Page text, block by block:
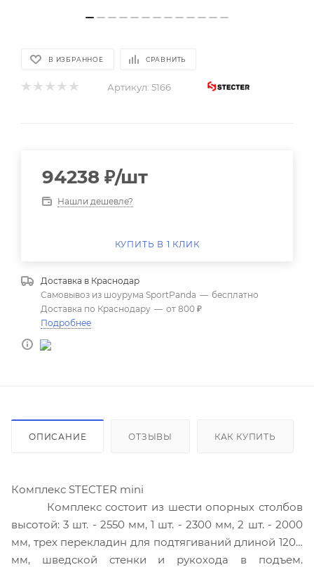
В ИЗБРАННОЕ СРАВНИТЬ
Артикул: 5166
94238 ₽/шт
Нашли дешевле?
КУПИТЬ В 1 КЛИК
Доставка в Краснодар
Самовывоз из шоурума SportPanda — бесплатно
Доставка по Краснодару — от 800 ₽
Подробнее
ОПИСАНИЕ ОТЗЫВЫ КАК КУПИТЬ
Комплекс STECTER mini
Комплекс состоит из шести опорных столбов
высотой: 3 шт. - 2550 мм, 1 шт. - 2300 мм, 2 шт. - 2000
мм, трех перекладин для подтягиваний длиной 1200
мм, шведской стенки и рукохода в подъем.